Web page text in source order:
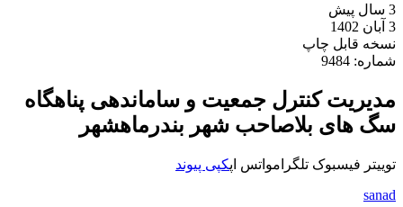
3 سال پیش
3 آبان 1402
نسخه قابل چاپ
شماره: 9484
مدیریت کنترل جمعیت و ساماندهی پناهگاه
سگ های بلاصاحب شهر بندرماهشهر
توییتر فیسبوک تلگرامواتس اپکپی پیوند
sanad